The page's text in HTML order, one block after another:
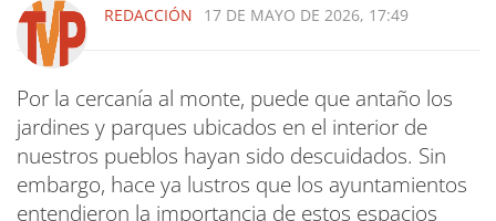
REDACCIÓN 17 DE MAYO DE 2026, 17:49
Por la cercanía al monte, puede que antaño los
jardines y parques ubicados en el interior de
nuestros pueblos hayan sido descuidados. Sin
embargo, hace ya lustros que los ayuntamientos
entendieron la importancia de estos espacios